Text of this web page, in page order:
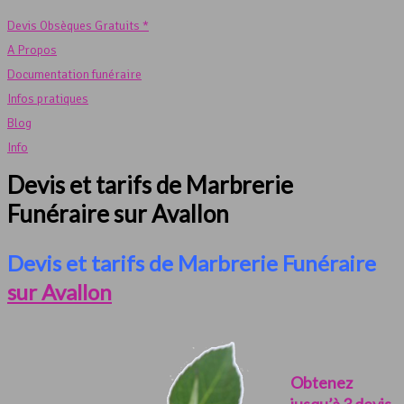
Devis Obsèques Gratuits *
A Propos
Documentation funéraire
Infos pratiques
Blog
Info
Devis et tarifs de Marbrerie
Funéraire sur Avallon
Devis et tarifs de Marbrerie Funéraire
sur Avallon
Obtenez